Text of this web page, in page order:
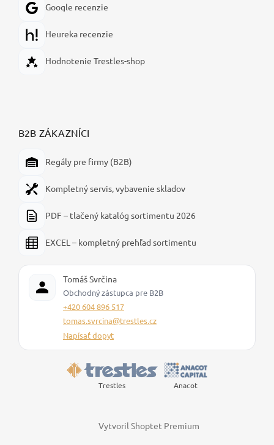
Google recenzie
Heureka recenzie
Hodnotenie Trestles-shop
B2B ZÁKAZNÍCI
Regály pre firmy (B2B)
Kompletný servis, vybavenie skladov
PDF – tlačený katalóg sortimentu 2026
EXCEL – kompletný prehľad sortimentu
Tomáš Svrčina
Obchodný zástupca pre B2B
+420 604 896 517
tomas.svrcina@trestles.cz
Napísať dopyt
Trestles Anacot
Vytvoril Shoptet Premium